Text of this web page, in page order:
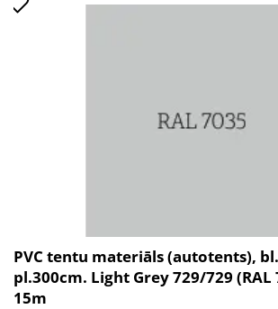
PVC tentu materiāls (autotents),
pl.300cm. Light Grey 729/729 (RAL
15m